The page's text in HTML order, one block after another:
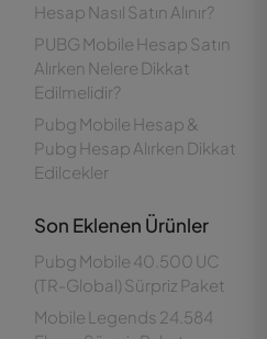
Hesap Nasıl Satın Alınır?
PUBG Mobile Hesap Satın
Alırken Nelere Dikkat
Edilmelidir?
Pubg Mobile Hesap &
Pubg Hesap Alırken Dikkat
Edilcekler
Son Eklenen Ürünler
Pubg Mobile 40.500 UC
(TR-Global) Sürpriz Paket
Mobile Legends 24.584